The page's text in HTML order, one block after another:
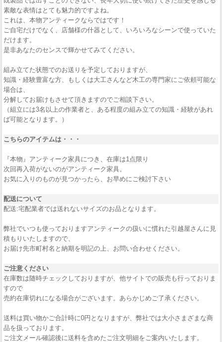
素敵な表情はとても魅力的ですよね。
これは、本物アンティークならではです！
ご自宅だけでなく、店舗様の什器として、いろいろなシーンで使っていた
だけます。
是非あなたのセンスで輝かせてみてください。
組み立てた状態でのお送りを予定しておりますが、
知識・経験豊富な方、もしくは大工さんなど木工の専門家にご依頼可能な
場合は、
分解してお届けもさせて頂きますのでご相談下さい。
（組立には3名以上の作業者と、ある程度の組み立ての知識・経験があれ
ば可能となります。）
こちらのアイテムは・・・
『本物』アンティーク家具につき、在庫は1点限り
次回再入荷がないのがアンティーク家具。
お気に入りのものが見つかったら、お早めにご検討下さい
配送について
配送:宅配業者では送れないサイズのお品となります。
弊社でいつも使っておりますアンティークの扱いに慣れた引越屋さんに見
積もりいたしますので、
お届け先市町村名と納期を明記の上、お問い合わせください。
ご注意ください
在庫数は随時チェックしておりますが、他サイトでの販売も行っておりま
すので
売約在庫切れになる場合がございます。あらかじめご了承ください。
送料は買い物かご合計時に0円となりますが、弊社では大小さまざまな商
品を扱っております。
ご注文メール確認後に送料を含めたご注文明細をご案内いたします。